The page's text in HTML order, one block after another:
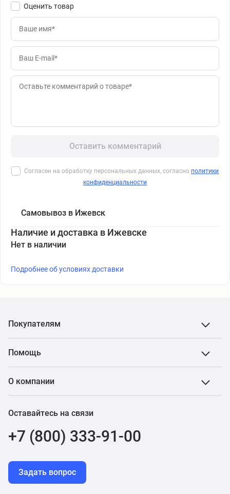
Оценить товар
Оставить комментарий
Согласен на обработку персональных данных, согласно политики
конфиденциальности
Самовывоз в Ижевск
Наличие и доставка в Ижевске
Нет в наличии
Подробнее об условиях доставки
Покупателям
Помощь
О компании
Оставайтесь на связи
+7 (800) 333-91-00
Задать вопрос